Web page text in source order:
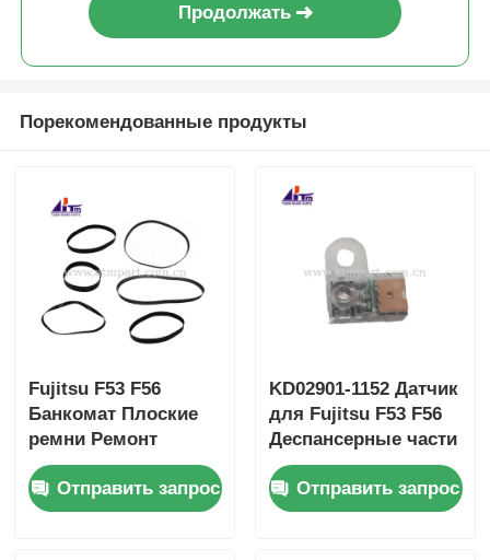
Продолжать
Порекомендованные продукты
Fujitsu F53 F56
Банкомат Плоские
ремни Ремонт
запасных частей
для банкоматов
Отправить запрос
KD02901-1152 Датчик
для Fujitsu F53 F56
Деспансерные части
банкоматов
Отправить запрос